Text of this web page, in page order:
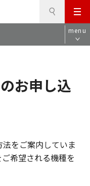
メ
ニ
ュ
menu
お申し込
をご案内していま
希望される機種を